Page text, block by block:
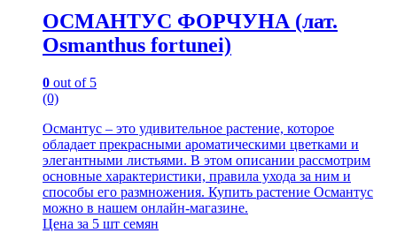
ОСМАНТУС ФОРЧУНА (лат.
Osmanthus fortunei)
0 out of 5
(0)
Османтус – это удивительное растение, которое
обладает прекрасными ароматическими цветками и
элегантными листьями. В этом описании рассмотрим
основные характеристики, правила ухода за ним и
способы его размножения. Купить растение Османтус
можно в нашем онлайн-магазине.
Цена за 5 шт семян